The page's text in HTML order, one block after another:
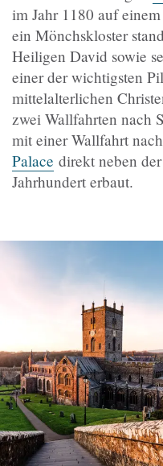
im Jahr 1180 auf
ein Mönchskloster
Heiligen David sowie
einer der wichtigsten
mittelalterlichen
zwei Wallfahrten nach
mit einer Wallfahrt
Palace direkt neben
Jahrhundert erbaut.